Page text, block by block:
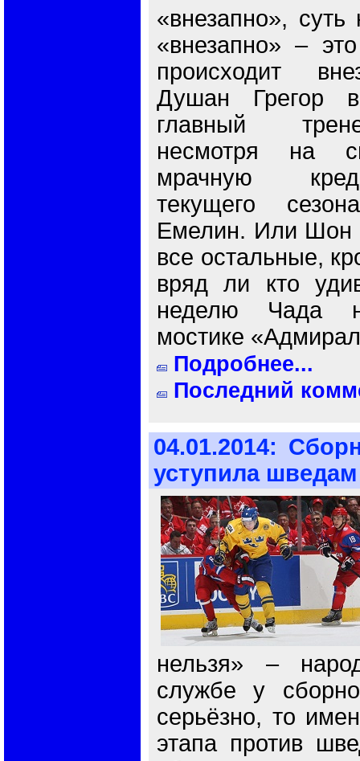
«внезапно», суть
«внезапно» –
происходит
Душан Грегор
главный
несмотря на
мрачную
текущего
Емелин. Или
все остальные,
вряд ли кто
неделю Чада
мостике
Подробнее...
Последний
04.01.2014:
уступила
нельзя» –
службе у
серьёзно, то
этапа против